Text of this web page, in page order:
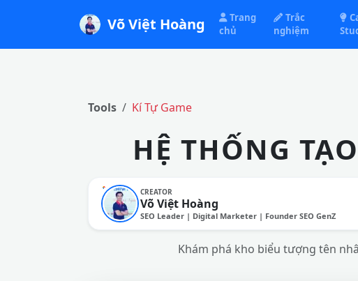
Võ Việt Hoàng
Trang
chủ
Trắc
nghiệm
Tools Kí Tự Game
HỆ THỐNG
CREATOR
Võ Việt Hoàng
SEO Leader | Digital Marketer | Founder SEO GenZ
Khám phá kho biểu tượng tên